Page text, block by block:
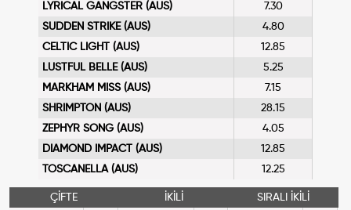
LYRICAL GANGSTER (AUS)
7.30
SUDDEN STRIKE (AUS)
4.80
CELTIC LIGHT (AUS)
12.85
LUSTFUL BELLE (AUS)
5.25
MARKHAM MISS (AUS)
7.15
SHRIMPTON (AUS)
28.15
ZEPHYR SONG (AUS)
4.05
DIAMOND IMPACT (AUS)
12.85
TOSCANELLA (AUS)
12.25
ÇİFTE
İKİLİ
SIRALI İKİLİ